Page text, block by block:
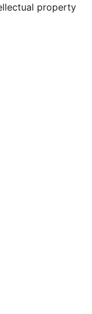
property